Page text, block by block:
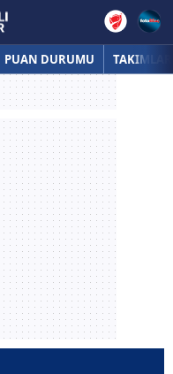
PUAN DURUMU TAKIMLAR